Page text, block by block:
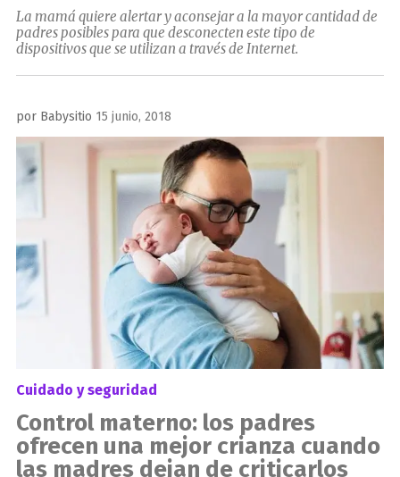
La mamá quiere alertar y aconsejar a la mayor cantidad de
padres posibles para que desconecten este tipo de
dispositivos que se utilizan a través de Internet.
por Babysitio Publicado
el
15 junio, 2018
Cuidado y seguridad
Control materno: los padres
ofrecen una mejor crianza cuando
las madres dejan de criticarlos